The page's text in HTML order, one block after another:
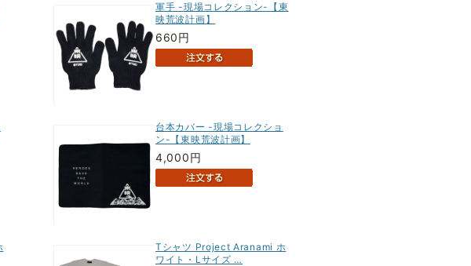
軍手 -現場コレクション-【東
映荒波計画】
660円
台本カバー -現場コレクショ
ン-【東映荒波計画】
4,000円
Tシャツ Project Aranami ホ
ワイト・Lサイズ …